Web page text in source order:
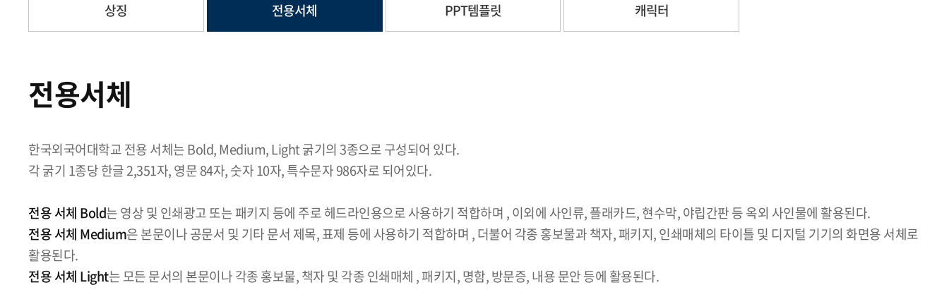
상징 전용서체 PPT템플릿 캐릭터
전용서체
한국외국어대학교 전용 서체는 Bold, Medium, Light 굵기의 3종으로 구성되어 있다.
각 굵기 1종당 한글 2,351자, 영문 84자, 숫자 10자, 특수문자 986자로 되어있다.
전용 서체 Bold는 영상 및 인쇄광고 또는 패키지 등에 주로 헤드라인용으로 사용하기 적합하며 , 이외에 사인류, 플래카드, 현수막, 야립간판 등 옥외 사인물에 활용된다.
전용 서체 Medium은 본문이나 공문서 및 기타 문서 제목, 표제 등에 사용하기 적합하며 , 더불어 각종 홍보물과 책자, 패키지, 인쇄매체의 타이틀 및 디지털 기기의 화면용 서체로
활용된다.
전용 서체 Light는 모든 문서의 본문이나 각종 홍보물, 책자 및 각종 인쇄매체 , 패키지, 명함, 방문증, 내용 문안 등에 활용된다.